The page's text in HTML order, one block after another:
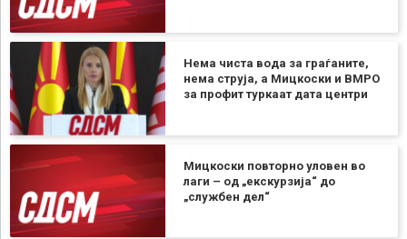
Нема чиста вода за граѓаните,
нема струја, а Мицкоски и ВМРО
за профит туркаат дата центри
Мицкоски повторно уловен во
лаги – од „екскурзија“ до
„службен дел“